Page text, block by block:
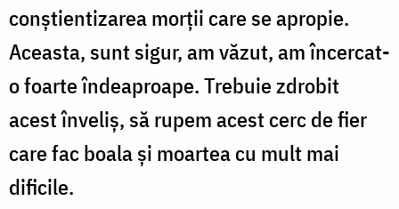
conştientizarea morţii care se apropie.
Aceasta, sunt sigur, am văzut, am încercat-
o foarte îndeaproape. Trebuie zdrobit
acest înveliş, să rupem acest cerc de fier
care fac boala şi moartea cu mult mai
dificile.